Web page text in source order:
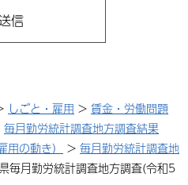
しごと・雇用 > 賃金・労働問題
毎月勤労統計調査地方調査結果
の動き）
> 毎月勤労統計調査地
毎月勤労統計調査地方調査(令和5